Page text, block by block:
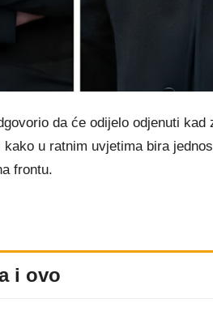
da će odijelo odjenuti kad
u ratnim uvjetima bira
frontu.
i ovo